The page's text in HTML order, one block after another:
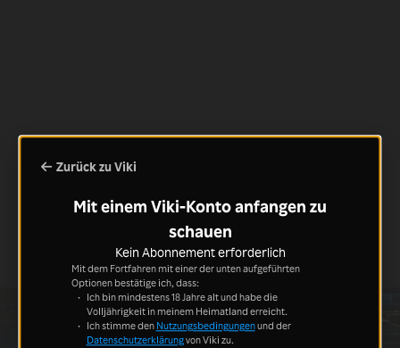
Zurück zu Viki
Mit einem Viki-Konto anfangen zu
schauen
Kein Abonnement erforderlich
Mit dem Fortfahren mit einer der unten aufgeführten
Optionen bestätige ich, dass:
Ich bin mindestens 18 Jahre alt und habe die
Volljährigkeit in meinem Heimatland erreicht.
Ich stimme den Nutzungsbedingungenund der
Datenschutzerklärungvon Viki zu.